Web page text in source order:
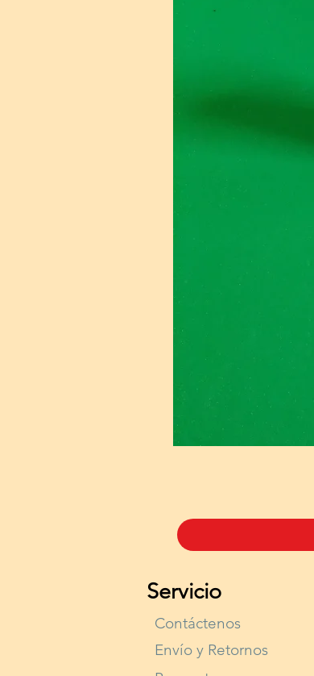
Servicio
Contáctenos
Envío y Retornos